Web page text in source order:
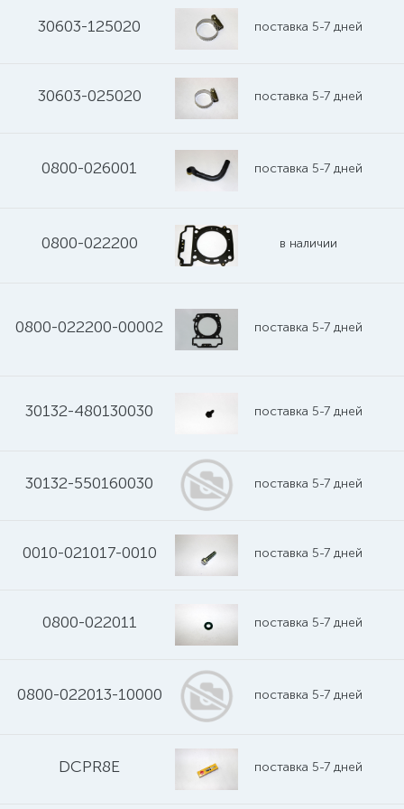
30603-125020 поставка 5-7 дней
30603-025020 поставка 5-7 дней
0800-026001 поставка 5-7 дней
0800-022200 в наличии
0800-022200-00002 поставка 5-7 дней
30132-480130030 поставка 5-7 дней
30132-550160030 поставка 5-7 дней
0010-021017-0010 поставка 5-7 дней
0800-022011 поставка 5-7 дней
0800-022013-10000 поставка 5-7 дней
DCPR8E поставка 5-7 дней